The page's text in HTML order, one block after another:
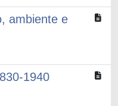
ambiente e
1940